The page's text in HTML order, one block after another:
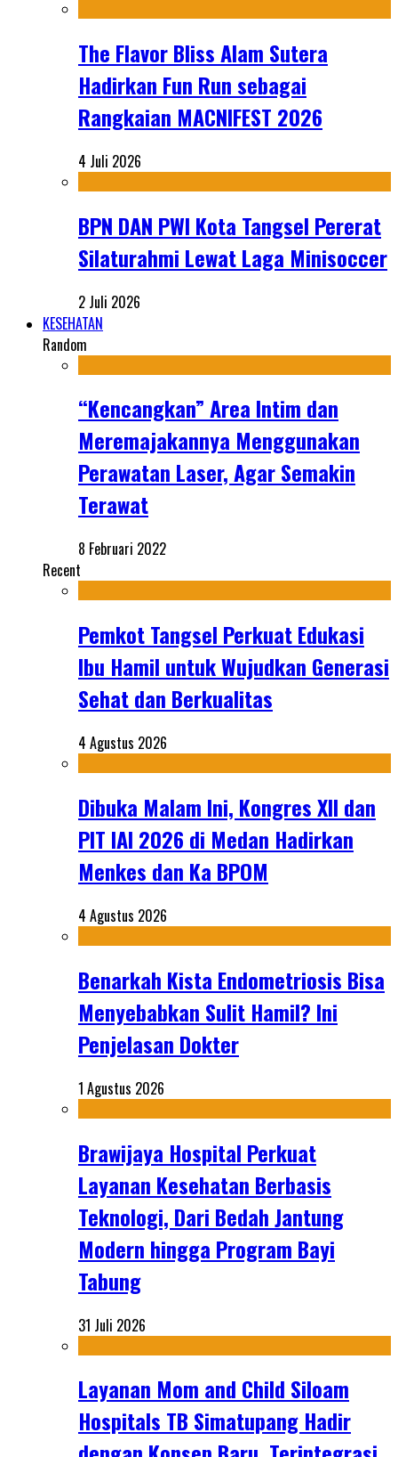
The Flavor Bliss Alam Sutera
Hadirkan Fun Run sebagai
Rangkaian MACNIFEST 2026
4 Juli 2026
BPN DAN PWI Kota Tangsel Pererat
Silaturahmi Lewat Laga Minisoccer
2 Juli 2026
KESEHATAN
Random
“Kencangkan” Area Intim dan
Meremajakannya Menggunakan
Perawatan Laser, Agar Semakin
Terawat
8 Februari 2022
Recent
Pemkot Tangsel Perkuat Edukasi
Ibu Hamil untuk Wujudkan Generasi
Sehat dan Berkualitas
4 Agustus 2026
Dibuka Malam Ini, Kongres XII dan
PIT IAI 2026 di Medan Hadirkan
Menkes dan Ka BPOM
4 Agustus 2026
Benarkah Kista Endometriosis Bisa
Menyebabkan Sulit Hamil? Ini
Penjelasan Dokter
1 Agustus 2026
Brawijaya Hospital Perkuat
Layanan Kesehatan Berbasis
Teknologi, Dari Bedah Jantung
Modern hingga Program Bayi
Tabung
31 Juli 2026
Layanan Mom and Child Siloam
Hospitals TB Simatupang Hadir